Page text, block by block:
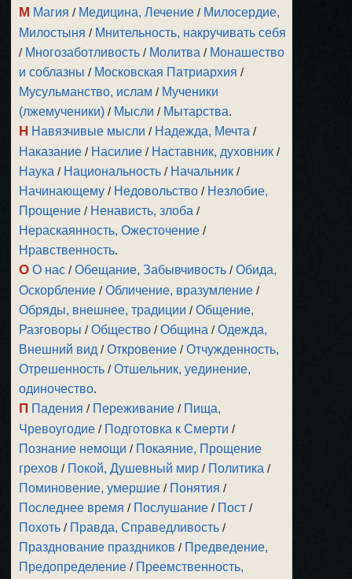
М Магия / Медицина, Лечение / Милосердие,
Милостыня / Мнительность, накручивать себя
/ Многозаботливость / Молитва / Монашество
и соблазны / Московская Патриархия /
Мусульманство, ислам / Мученики
(лжемученики) / Мысли / Мытарства.
Н Навязчивые мысли / Надежда, Мечта /
Наказание / Насилие / Наставник, духовник /
Наука / Национальность / Начальник /
Начинающему / Недовольство / Незлобие,
Прощение / Ненависть, злоба /
Нераскаянность, Ожесточение /
Нравственность.
О О нас /Обещание, Забывчивость /Обида,
Оскорбление /Обличение, вразумление /
Обряды, внешнее, традиции /Общение,
Разговоры /Общество /Община /Одежда,
Внешний вид /Откровение /Отчужденность,
Отрешенность /Отшельник, уединение,
одиночество.
П Падения / Переживание / Пища,
Чревоугодие / Подготовка к Смерти /
Познание немощи / Покаяние, Прощение
грехов / Покой, Душевный мир / Политика /
Поминовение, умершие / Понятия /
Последнее время / Послушание / Пост /
Похоть / Правда, Справедливость /
Празднование праздников / Предведение,
Предопределение / Преемственность,